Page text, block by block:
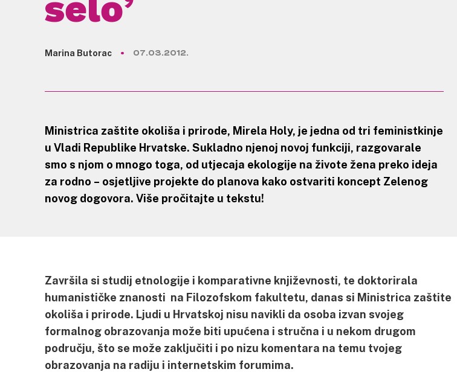
Marina Butorac 07.03.2012.
Ministrica zaštite okoliša i prirode, Mirela Holy, je jedna od tri feministkinje
u Vladi Republike Hrvatske. Sukladno njenoj novoj funkciji, razgovarale
smo s njom o mnogo toga, od utjecaja ekologije na živote žena preko ideja
za rodno – osjetljive projekte do planova kako ostvariti koncept Zelenog
novog dogovora. Više pročitajte u tekstu!
Završila si studij etnologije i komparativne književnosti, te doktorirala
humanističke znanosti na Filozofskom fakultetu, danas si Ministrica zaštite
okoliša i prirode. Ljudi u Hrvatskoj nisu navikli da osoba izvan svojeg
formalnog obrazovanja može biti upućena i stručna i u nekom drugom
području, što se može zaključiti i po nizu komentara na temu tvojeg
obrazovanja na radiju i internetskim forumima.